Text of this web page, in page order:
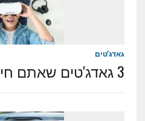
גאדג'טים
3 גאדג'טים שאתם חייבים לשנת 2020